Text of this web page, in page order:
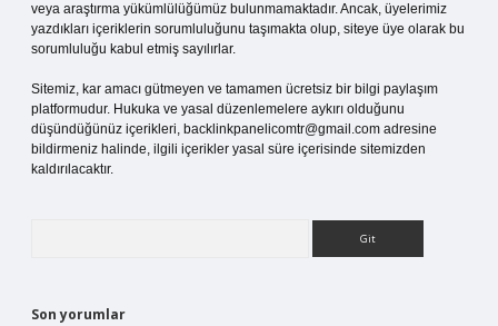
veya araştırma yükümlülüğümüz bulunmamaktadır. Ancak, üyelerimiz
yazdıkları içeriklerin sorumluluğunu taşımakta olup, siteye üye olarak bu
sorumluluğu kabul etmiş sayılırlar.
Sitemiz, kar amacı gütmeyen ve tamamen ücretsiz bir bilgi paylaşım
platformudur. Hukuka ve yasal düzenlemelere aykırı olduğunu
düşündüğünüz içerikleri, backlinkpanelicomtr@gmail.com adresine
bildirmeniz halinde, ilgili içerikler yasal süre içerisinde sitemizden
kaldırılacaktır.
Son yorumlar